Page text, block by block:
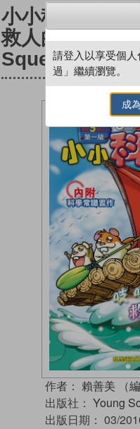
小小科學家（
救人的海豚
Squeak!
作者： 賴善美 （編
出版社： Young
出版日期： 03/
請登入以享受個
過」繼續瀏覽。
成